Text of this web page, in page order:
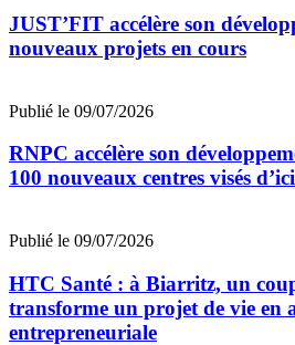
JUST’FIT accélère son
nouveaux projets en cours
Publié le 09/07/2026
RNPC accélère son
100 nouveaux centres visés
Publié le 09/07/2026
HTC Santé : à Biarritz, un
transforme un projet de vie en
entrepreneuriale